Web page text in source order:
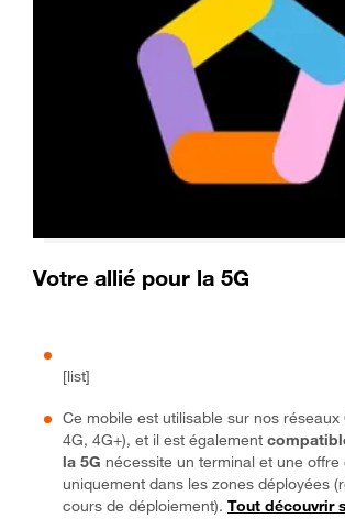
Votre allié pour la 5G
[list]
Ce mobile est utilisable sur nos réseaux
4G, 4G+), et il est également
la 5G nécessite un terminal et une offre
uniquement dans les zones déployées
cours de déploiement). Tout découvrir